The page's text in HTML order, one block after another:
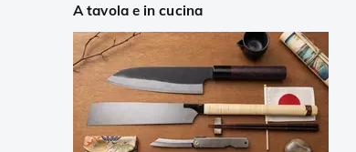
A tavola e in cucina